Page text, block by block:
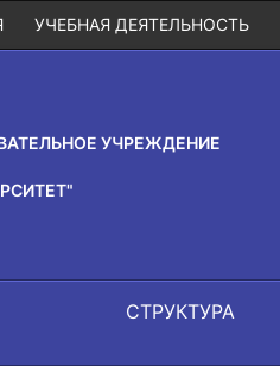
УЧЕБНАЯ ДЕЯТЕЛЬНОСТЬ
УЧРЕЖДЕНИЕ
СТРУКТУРА